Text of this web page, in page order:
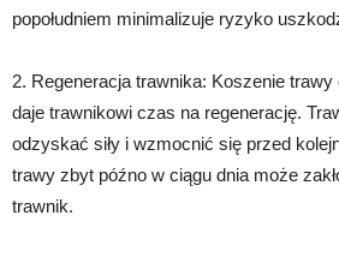
popołudniem minimalizuje ryzyko
2. Regeneracja trawnika: Koszenie trawy
daje trawnikowi czas na regenerację.
odzyskać siły i wzmocnić się przed
trawy zbyt późno w ciągu dnia może
trawnik.